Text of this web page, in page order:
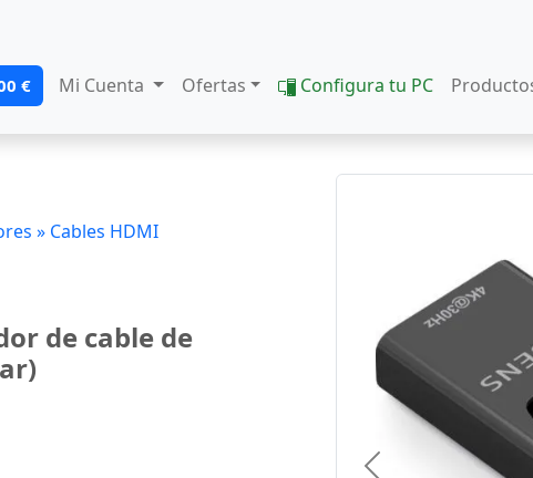
€ Mi Cuenta Ofertas Configura tu PC
» Cables HDMI
de cable de